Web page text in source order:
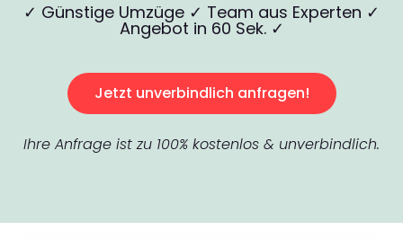
✓ Günstige Umzüge ✓ Team aus Experten ✓
Angebot in 60 Sek. ✓
Jetzt unverbindlich anfragen!
Ihre Anfrage ist zu 100% kostenlos & unverbindlich.